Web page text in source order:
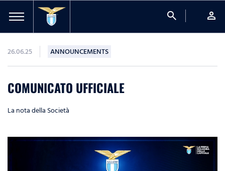
search person
26.06.25 ANNOUNCEMENTS
COMUNICATO UFFICIALE
La nota della Società